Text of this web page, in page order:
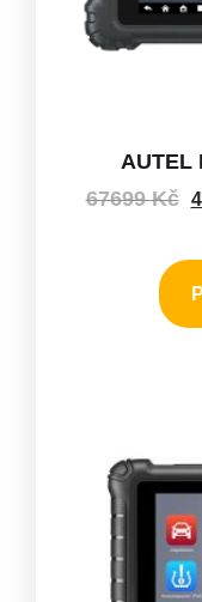
AUTEL
67699Kč